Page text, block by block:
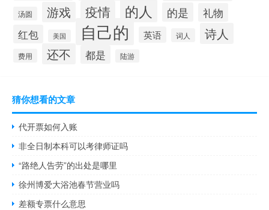
汤圆 游戏 疫情 的人 的是
礼物
红包
美国 自己的 英语 词人 诗人
费用 还不 都是 陆游
猜你想看的文章
代开票如何入账
非全日制本科可以考律师证吗
“路绝人告劳”的出处是哪里
徐州博爱大浴池春节营业吗
差额专票什么意思